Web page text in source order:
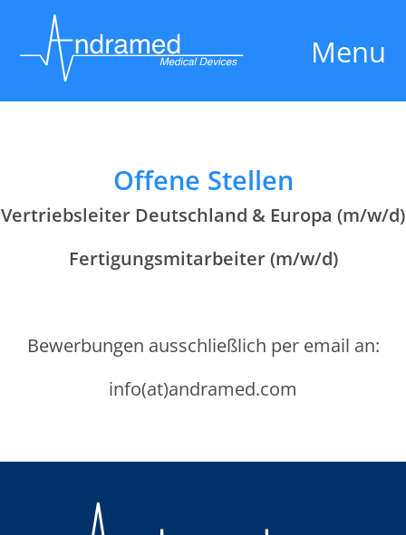
Menu
Offene Stellen
Vertriebsleiter Deutschland & Europa (m/w/d)
Fertigungsmitarbeiter (m/w/d)
Bewerbungen ausschließlich per email an:
info(at)andramed.com